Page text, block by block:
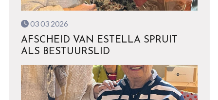
03 03 2026
AFSCHEID VAN ESTELLA SPRUIT
ALS BESTUURSLID